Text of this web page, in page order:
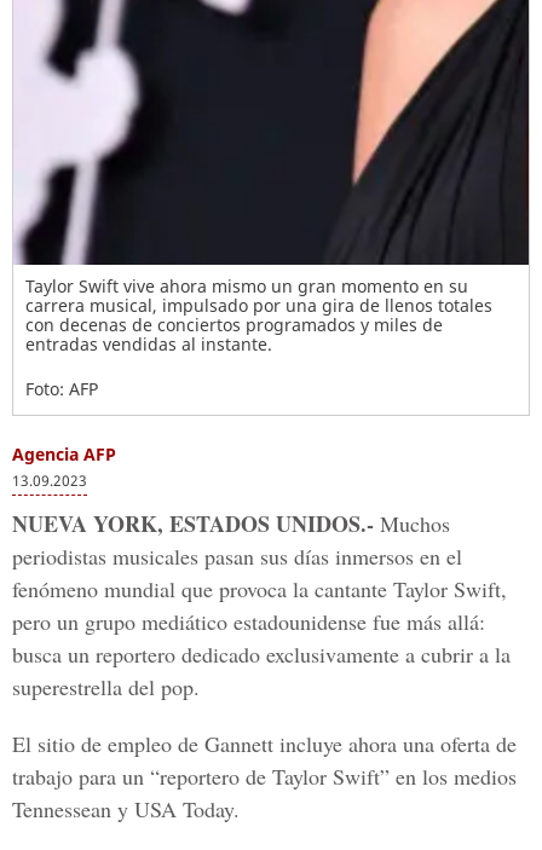
Taylor Swift vive ahora mismo un gran momento en su
carrera musical, impulsado por una gira de llenos totales
con decenas de conciertos programados y miles de
entradas vendidas al instante.
Foto: AFP
Agencia AFP
13.09.2023
NUEVA YORK, ESTADOS UNIDOS.- Muchos
periodistas musicales pasan sus días inmersos en el
fenómeno mundial que provoca la cantante Taylor Swift,
pero un grupo mediático estadounidense fue más allá:
busca un reportero dedicado exclusivamente a cubrir a la
superestrella del pop.
El sitio de empleo de Gannett incluye ahora una oferta de
trabajo para un “reportero de Taylor Swift” en los medios
Tennessean y USA Today.